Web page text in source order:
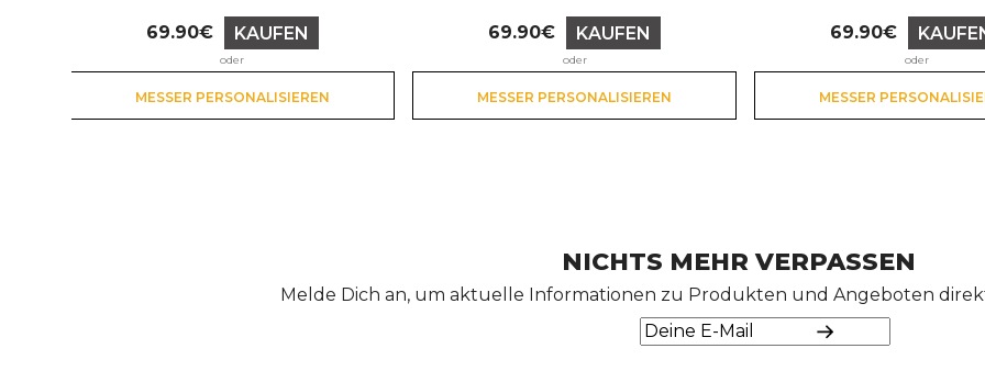
Preis
69.90€ KAUFEN
oder
MESSER PERSONALISIEREN
Preis
69.90€ KAUFEN
oder
MESSER PERSONALISIEREN
Preis
69.90€
oder
MESSER
NICHTS MEHR VERPASSEN
Melde Dich an, um aktuelle Informationen zu Produkten und Angeboten